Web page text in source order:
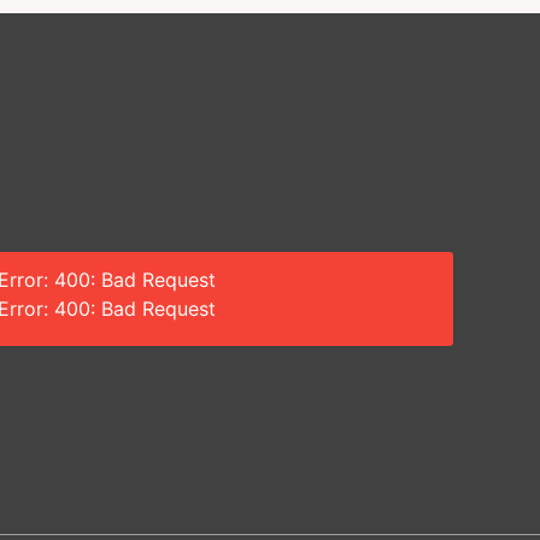
Error: 400: Bad Request
Error: 400: Bad Request